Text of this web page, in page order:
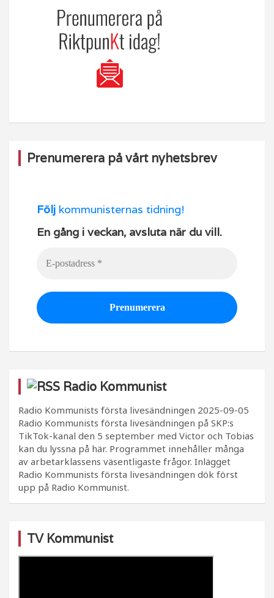
Prenumerera på vårt nyhetsbrev
Följ kommunisternas tidning!
En gång i veckan, avsluta när du vill.
Radio Kommunist
Radio Kommunists första livesändningen 2025-09-05
Radio Kommunists första livesändningen på SKP:s
TikTok-kanal den 5 september med Victor och Tobias
kan du lyssna på här. Programmet innehåller många
av arbetarklassens väsentligaste frågor. Inlägget
Radio Kommunists första livesändningen dök först
upp på Radio Kommunist.
TV Kommunist